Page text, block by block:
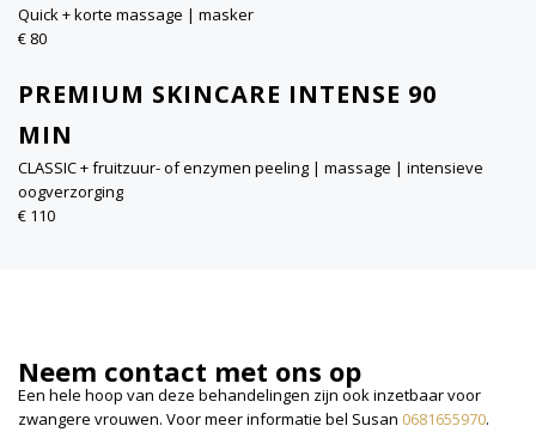
Quick + korte massage | masker
€ 80
PREMIUM SKINCARE INTENSE 90
MIN
CLASSIC + fruitzuur- of enzymen peeling | massage | intensieve
oogverzorging
€ 110
Neem contact met ons op
Een hele hoop van deze behandelingen zijn ook inzetbaar voor
zwangere vrouwen. Voor meer informatie bel Susan 0681655970.